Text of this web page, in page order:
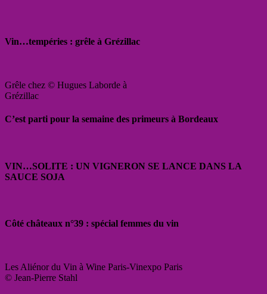
Vin…tempéries : grêle à Grézillac
Grêle chez © Hugues Laborde à
Grézillac
C’est parti pour la semaine des primeurs à Bordeaux
VIN…SOLITE : UN VIGNERON SE LANCE DANS LA
SAUCE SOJA
Côté châteaux n°39 : spécial femmes du vin
Les Aliénor du Vin à Wine Paris-Vinexpo Paris
© Jean-Pierre Stahl